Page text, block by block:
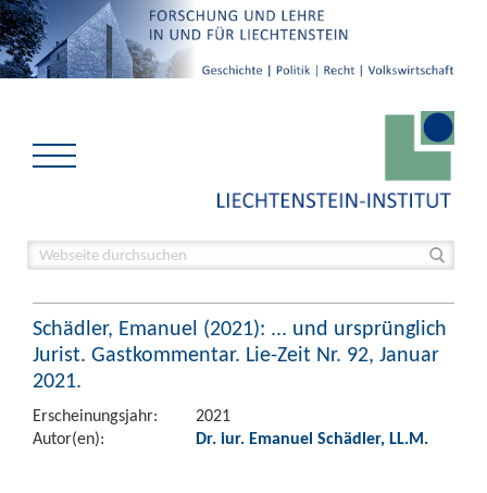
Schädler, Emanuel (2021): ... und ursprünglich
Jurist. Gastkommentar. Lie-Zeit Nr. 92, Januar
2021.
Erscheinungsjahr:
2021
Autor(en):
Dr. iur. Emanuel Schädler, LL.M.